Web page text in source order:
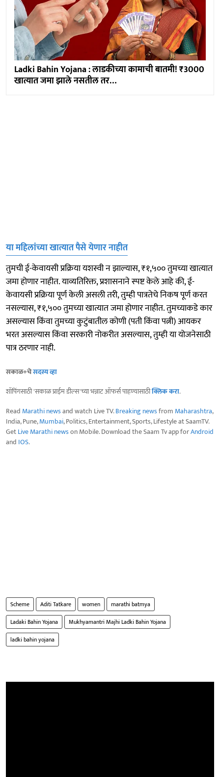
Ladki Bahin Yojana : लाडकीच्या कामाची बातमी! ₹3000
खात्यात जमा झाले नसतील तर…
या महिलांच्या खात्यात पैसे येणार नाहीत
तुमची ई-केवायसी प्रक्रिया यशस्वी न झाल्यास, ₹१,५०० तुमच्या खात्यात
जमा होणार नाहीत. याव्यतिरिक्त, प्रशासनाने स्पष्ट केले आहे की, ई-
केवायसी प्रक्रिया पूर्ण केली असली तरी, तुम्ही पात्रतेचे निकष पूर्ण करत
नसल्यास, ₹१,५०० तुमच्या खात्यात जमा होणार नाहीत. तुमच्याकडे कार
असल्यास किंवा तुमच्या कुटुंबातील कोणी (पती किंवा पत्नी) आयकर
भरत असल्यास किंवा सरकारी नोकरीत असल्यास, तुम्ही या योजनेसाठी
पात्र ठरणार नाही.
सकाळ+चेसदस्य व्हा
शॉपिंगसाठी 'सकाळ प्राईम डील्स'च्या भन्नाट ऑफर्स पाहण्यासाठीक्लिक करा.
Read Marathi newsand watch Live TV.Breaking newsfrom Maharashtra,
India, Pune,Mumbai, Politics, Entertainment, Sports, Lifestyle at SaamTV.
GetLive Marathi newson Mobile. Download the Saam Tv app forAndroid
and IOS.
Scheme Aditi Tatkare women
marathi batmya
Ladaki Bahin Yojana
Mukhyamantri Majhi Ladki Bahin Yojana
ladki bahin yojana